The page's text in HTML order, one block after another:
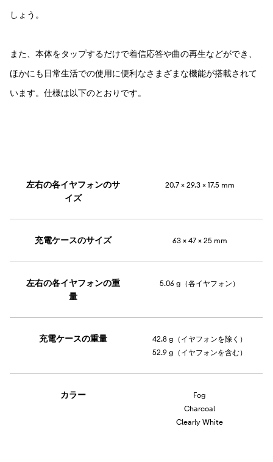
しょう。
また、本体をタップするだけで着信応答や曲の再生などができ、
ほかにも日常生活での使用に便利なさまざまな機能が搭載されて
います。仕様は以下のとおりです。
左右の各イヤフォンのサ
イズ
20.7 × 29.3 × 17.5 mm
充電ケースのサイズ 63 × 47 × 25 mm
左右の各イヤフォンの重
量
5.06 g（各イヤフォン）
充電ケースの重量
42.8 g（イヤフォンを除く）
52.9 g（イヤフォンを含む）
カラー
Fog
Charcoal
Clearly White